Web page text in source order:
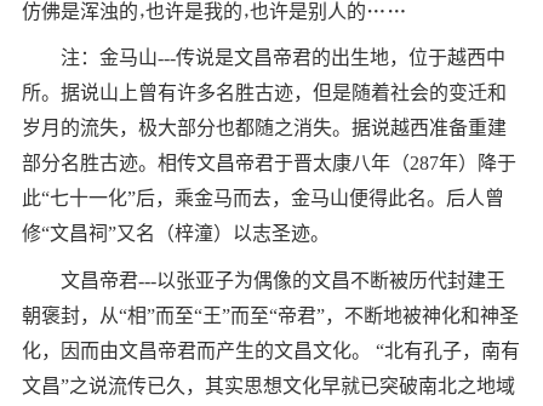
仿佛是浑浊的，也许是我的，也许是别人的……
注：金马山---传说是文昌帝君的出生地，位于越西中
所。据说山上曾有许多名胜古迹，但是随着社会的变迁和
岁月的流失，极大部分也都随之消失。据说越西准备重建
部分名胜古迹。相传文昌帝君于晋太康八年（287年）降于
此“七十一化”后，乘金马而去，金马山便得此名。后人曾
修“文昌祠”又名（梓潼）以志圣迹。
文昌帝君---以张亚子为偶像的文昌不断被历代封建王
朝褒封，从“相”而至“王”而至“帝君”，不断地被神化和神圣
化，因而由文昌帝君而产生的文昌文化。 “北有孔子，南有
文昌”之说流传已久，其实思想文化早就已突破南北之地域